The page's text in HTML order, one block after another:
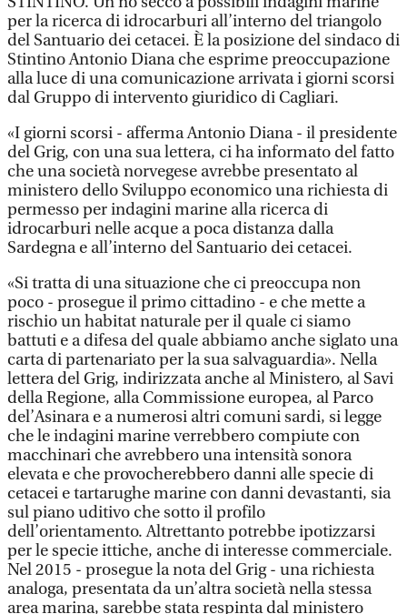
per la ricerca di idrocarburi all’interno del triangolo
del Santuario dei cetacei. È la posizione del sindaco di
Stintino Antonio Diana che esprime preoccupazione
alla luce di una comunicazione arrivata i giorni scorsi
dal Gruppo di intervento giuridico di Cagliari.
«I giorni scorsi - afferma Antonio Diana - il presidente
del Grig, con una sua lettera, ci ha informato del fatto
che una società norvegese avrebbe presentato al
ministero dello Sviluppo economico una richiesta di
permesso per indagini marine alla ricerca di
idrocarburi nelle acque a poca distanza dalla
Sardegna e all’interno del Santuario dei cetacei.
«Si tratta di una situazione che ci preoccupa non
poco - prosegue il primo cittadino - e che mette a
rischio un habitat naturale per il quale ci siamo
battuti e a difesa del quale abbiamo anche siglato una
carta di partenariato per la sua salvaguardia». Nella
lettera del Grig, indirizzata anche al Ministero, al Savi
della Regione, alla Commissione europea, al Parco
del’Asinara e a numerosi altri comuni sardi, si legge
che le indagini marine verrebbero compiute con
macchinari che avrebbero una intensità sonora
elevata e che provocherebbero danni alle specie di
cetacei e tartarughe marine con danni devastanti, sia
sul piano uditivo che sotto il profilo
dell’orientamento. Altrettanto potrebbe ipotizzarsi
per le specie ittiche, anche di interesse commerciale.
Nel 2015 - prosegue la nota del Grig - una richiesta
analoga, presentata da un’altra società nella stessa
area marina, sarebbe stata respinta dal ministero